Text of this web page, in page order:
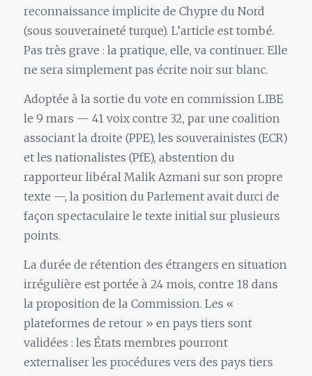
reconnaissance implicite de Chypre du Nord
(sous souveraineté turque). L’article est tombé.
Pas très grave : la pratique, elle, va continuer. Elle
ne sera simplement pas écrite noir sur blanc.
Adoptée à la sortie du vote en commission LIBE
le 9 mars — 41 voix contre 32, par une coalition
associant la droite (PPE), les souverainistes (ECR)
et les nationalistes (PfE), abstention du
rapporteur libéral Malik Azmani sur son propre
texte —, la position du Parlement avait durci de
façon spectaculaire le texte initial sur plusieurs
points.
La durée de rétention des étrangers en situation
irrégulière est portée à 24 mois, contre 18 dans
la proposition de la Commission. Les «
plateformes de retour » en pays tiers sont
validées : les États membres pourront
externaliser les procédures vers des pays tiers